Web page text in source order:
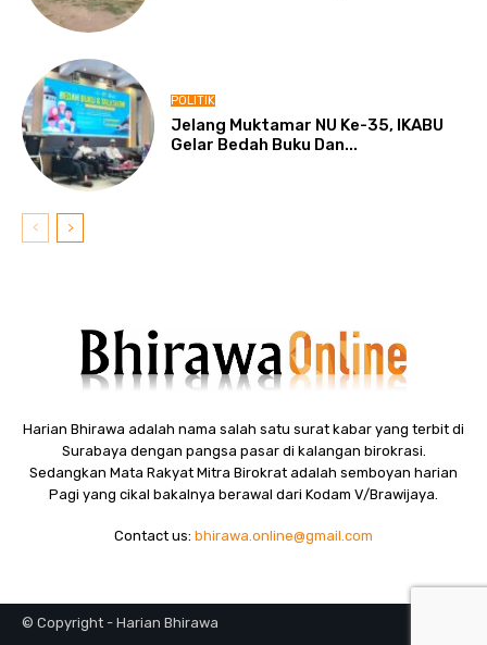
POLITIK
Jelang Muktamar NU Ke-35, IKABU
Gelar Bedah Buku Dan...
Harian Bhirawa adalah nama salah satu surat kabar yang terbit di
Surabaya dengan pangsa pasar di kalangan birokrasi.
Sedangkan Mata Rakyat Mitra Birokrat adalah semboyan harian
Pagi yang cikal bakalnya berawal dari Kodam V/Brawijaya.
Contact us: bhirawa.online@gmail.com
© Copyright - Harian Bhirawa